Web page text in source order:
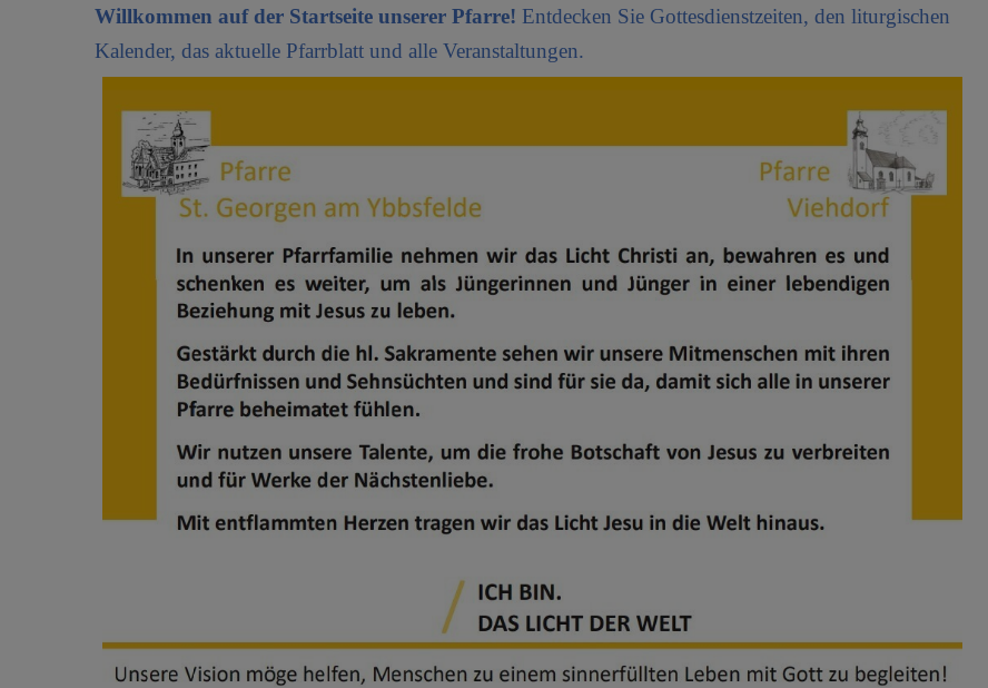
Willkommen auf der Startseite unserer Pfarre!Entdecken Sie Gottesdienstzeiten, den liturgischen
Kalender, das aktuelle Pfarrblatt und alle Veranstaltungen.